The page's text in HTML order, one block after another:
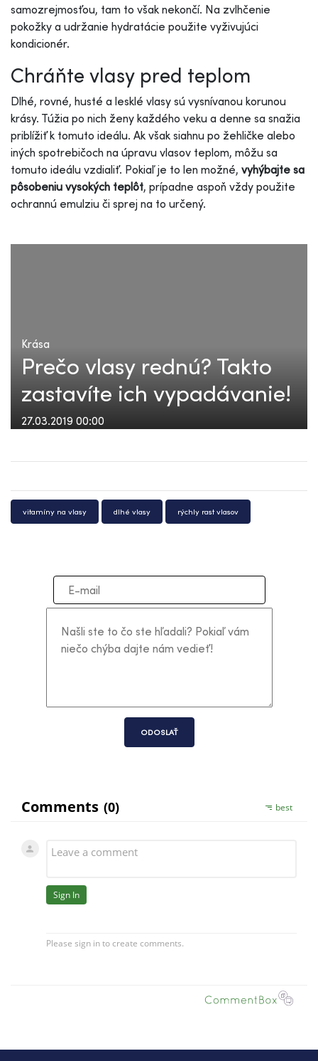
samozrejmosťou, tam to však nekončí. Na zvlhčenie
pokožky a udržanie hydratácie použite vyživujúci
kondicionér.
Chráňte vlasy pred teplom
Dlhé, rovné, husté a lesklé vlasy sú vysnívanou korunou
krásy. Túžia po nich ženy každého veku a denne sa snažia
priblížiť k tomuto ideálu. Ak však siahnu po žehličke alebo
iných spotrebičoch na úpravu vlasov teplom, môžu sa
tomuto ideálu vzdialiť. Pokiaľ je to len možné, vyhýbajte sa
pôsobeniu vysokých teplôt, prípadne aspoň vždy použite
ochrannú emulziu či sprej na to určený.
Krása
Prečo vlasy rednú? Takto
zastavíte ich vypadávanie!
27.03.2019 00:00
vitamíny na vlasy dlhé vlasy rýchly rast vlasov
ODOSLAŤ